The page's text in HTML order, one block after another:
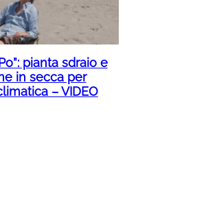
pianta sdraio e
in secca per
– VIDEO